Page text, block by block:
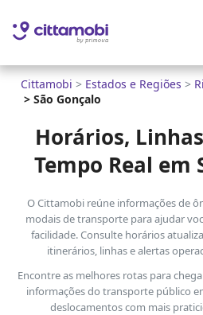
Cittamobi > Estados e Regiões >
> São Gonçalo
Horários,
Tempo Real em
O Cittamobi reúne informações de
modais de transporte para ajudar
facilidade. Consulte horários
itinerários, linhas e alertas
Encontre as melhores rotas para
informações do transporte público
deslocamentos com mais